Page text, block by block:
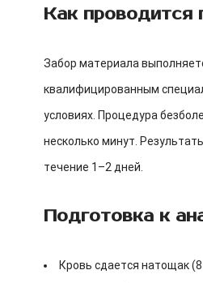
Как проводится
Забор материала
квалифицированным
условиях. Процедура
несколько минут.
течение 1–2 дней.
Подготовка к
Кровь сдается натощак